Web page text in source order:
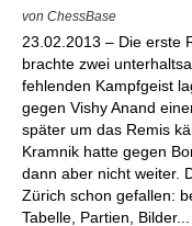
von ChessBase
23.02.2013 – Die erste
brachte zwei
fehlenden Kampfgeist
gegen Vishy Anand
später um das Remis
Kramnik hatte gegen
dann aber nicht weiter.
Zürich schon gefallen:
Tabelle, Partien, Bilder...